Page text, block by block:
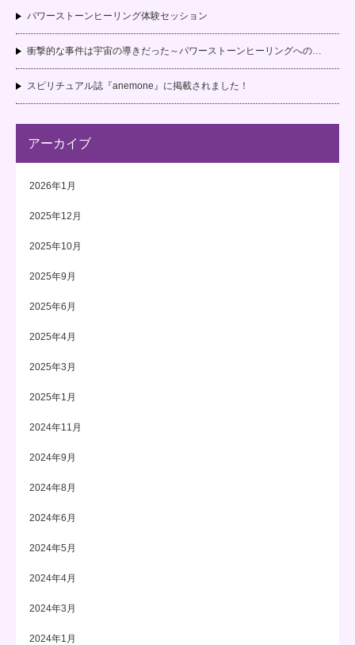
パワーストーンヒーリング体験セッション
衝撃的な事件は宇宙の導きだった～パワーストーンヒーリングへの…
スピリチュアル誌『anemone』に掲載されました！
アーカイブ
2026年1月
2025年12月
2025年10月
2025年9月
2025年6月
2025年4月
2025年3月
2025年1月
2024年11月
2024年9月
2024年8月
2024年6月
2024年5月
2024年4月
2024年3月
2024年1月